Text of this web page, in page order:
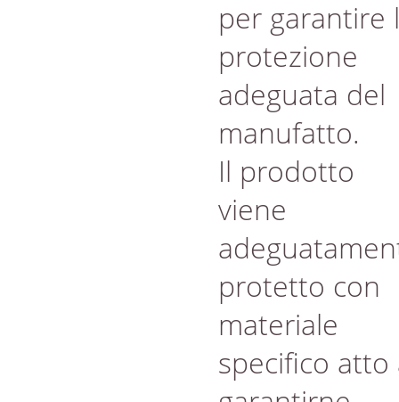
per garantire
protezione
adeguata del
manufatto.
Il prodotto
viene
protetto con
materiale
specifico atto